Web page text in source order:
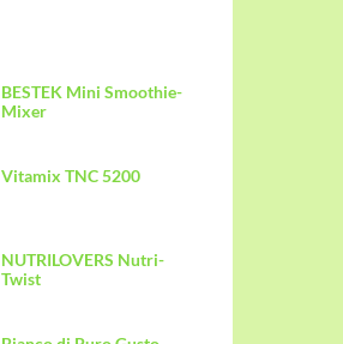
BESTEK Mini Smoothie-
Mixer
Vitamix TNC 5200
NUTRILOVERS Nutri-
Twist